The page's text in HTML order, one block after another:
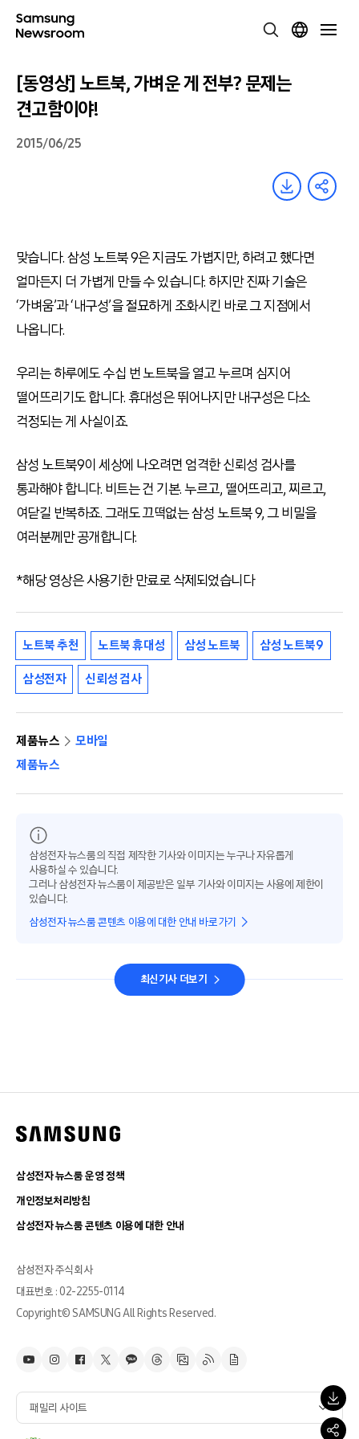
[동영상] 노트북, 가벼운 게 전부? 문제는
견고함이야!
2015/06/25
맞습니다. 삼성 노트북 9은 지금도 가볍지만, 하려고 했다면
얼마든지 더 가볍게 만들 수 있습니다. 하지만 진짜 기술은
‘가벼움’과 ‘내구성’을 절묘하게 조화시킨 바로 그 지점에서
나옵니다.
우리는 하루에도 수십 번 노트북을 열고 누르며 심지어
떨어뜨리기도 합니다. 휴대성은 뛰어나지만 내구성은 다소
걱정되는 게 사실이죠.
삼성 노트북9이 세상에 나오려면 엄격한 신뢰성 검사를
통과해야 합니다. 비트는 건 기본. 누르고, 떨어뜨리고, 찌르고,
여닫길 반복하죠. 그래도 끄떡없는 삼성 노트북 9, 그 비밀을
여러분께만 공개합니다.
*해당 영상은 사용기한 만료로 삭제되었습니다
노트북 추천 노트북 휴대성 삼성 노트북 삼성 노트북9
삼성전자 신뢰성 검사
제품뉴스
모바일
제품뉴스
삼성전자 뉴스룸의 직접 제작한 기사와 이미지는 누구나 자유롭게
사용하실 수 있습니다.
그러나 삼성전자 뉴스룸이 제공받은 일부 기사와 이미지는 사용에 제한이
있습니다.
삼성전자 뉴스룸 콘텐츠 이용에 대한 안내 바로가기
최신기사 더보기
삼성전자 뉴스룸 운영 정책
개인정보처리방침
삼성전자 뉴스룸 콘텐츠 이용에 대한 안내
삼성전자 주식회사
대표번호 : 02-2255-0114
Copyright© SAMSUNG All Rights Reserved.
패밀리 사이트